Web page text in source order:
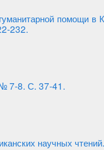
помощи
232.
№ 7-8. С. 37-41.
научных